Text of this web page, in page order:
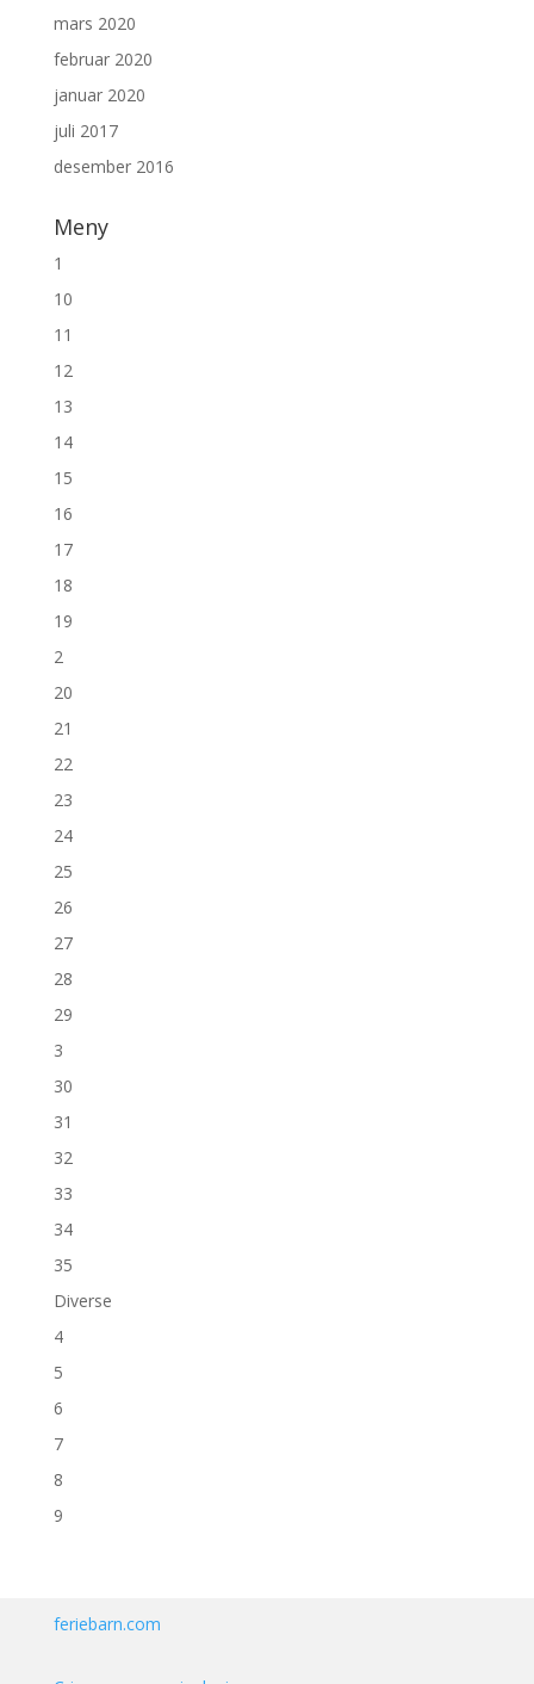
mars 2020
februar 2020
januar 2020
juli 2017
desember 2016
Meny
1
10
11
12
13
14
15
16
17
18
19
2
20
21
22
23
24
25
26
27
28
29
3
30
31
32
33
34
35
Diverse
4
5
6
7
8
9
feriebarn.com